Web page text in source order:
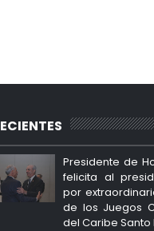
Presidente de
felicita al
por
de los Juegos
del Caribe Santo